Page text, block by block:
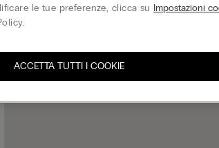
le tue preferenze, clicca su Impostazioni
ACCETTA TUTTI I COOKIE